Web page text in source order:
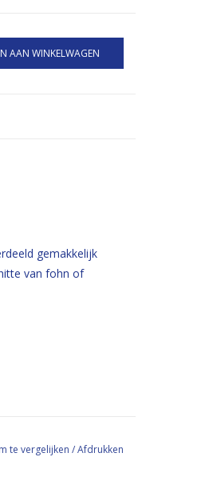
AAN WINKELWAGEN
gemakkelijk
van fohn of
te vergelijken /Afdrukken